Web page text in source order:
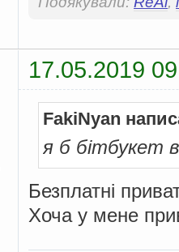
17.05.2019
FakiNyan
я б бітбукет
Безплатні
Хоча у мене